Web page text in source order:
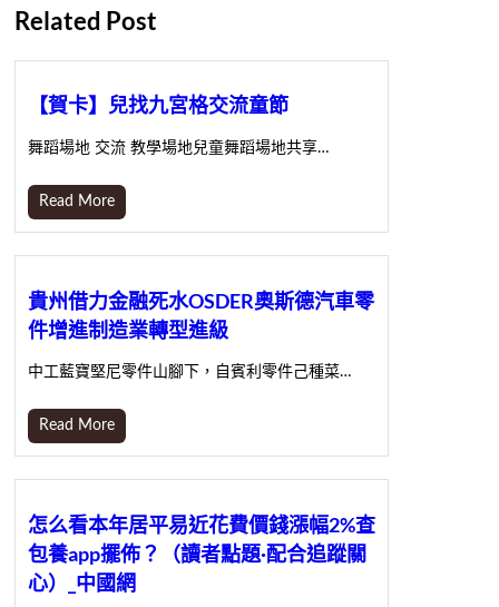
Related Post
【賀卡】兒找九宮格交流童節
舞蹈場地 交流 教學場地兒童舞蹈場地共享…
Read More
貴州借力金融死水OSDER奧斯德汽車零
件增進制造業轉型進級
中工藍寶堅尼零件山腳下，自賓利零件己種菜…
Read More
怎么看本年居平易近花費價錢漲幅2%查
包養app擺佈？（讀者點題·配合追蹤關
心）_中國網